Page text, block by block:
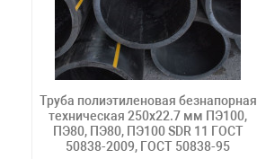
Труба полиэтиленовая безнапорная
техническая 250х22.7 мм ПЭ100,
ПЭ80, ПЭ80, ПЭ100 SDR 11 ГОСТ
50838-2009, ГОСТ 50838-95